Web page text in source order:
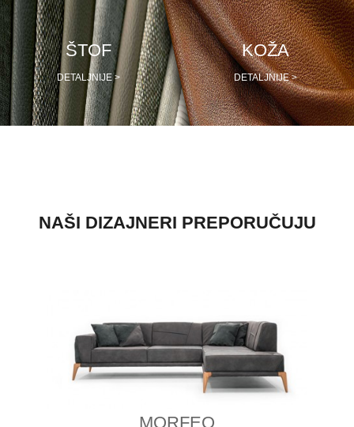
PRETRAŽITE
ZAKAŽITE
SASTANAK
SA NAŠIM
ARHITEKTOM
ŠTOF
DETALJNIJE >
KOŽA
DETALJNIJE >
NAŠI DIZAJNERI PREPORUČUJU
MORFEO